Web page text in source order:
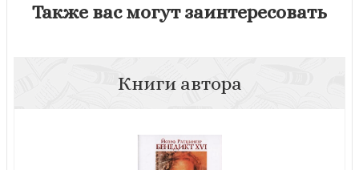
Также вас могут заинтересовать
Книги автора